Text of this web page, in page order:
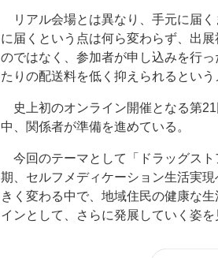
リアル会場とは異なり、手元に届く
に届くという点は何ら変わらず、出
のではなく、参加者が申し込みを行
たりの配送料を低く抑えられるという
史上初のオンライン開催となる第
中、関係者が準備を進めている。
今回のテーマとして「ドラッグス
期、セルフメディケーション生活実
きく変わる中で、地域住民の健康な
インとして、さらに発展していく姿を